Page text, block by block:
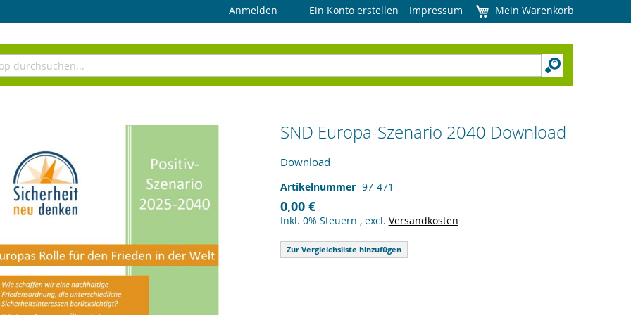
Anmelden Ein Konto erstellen Impressum Mein Warenkorb
SND Europa-Szenario 2040 Download
Download
Artikelnummer 97-471
0,00 €
Inkl. 0% Steuern , excl. Versandkosten
Zur Vergleichsliste hinzufügen